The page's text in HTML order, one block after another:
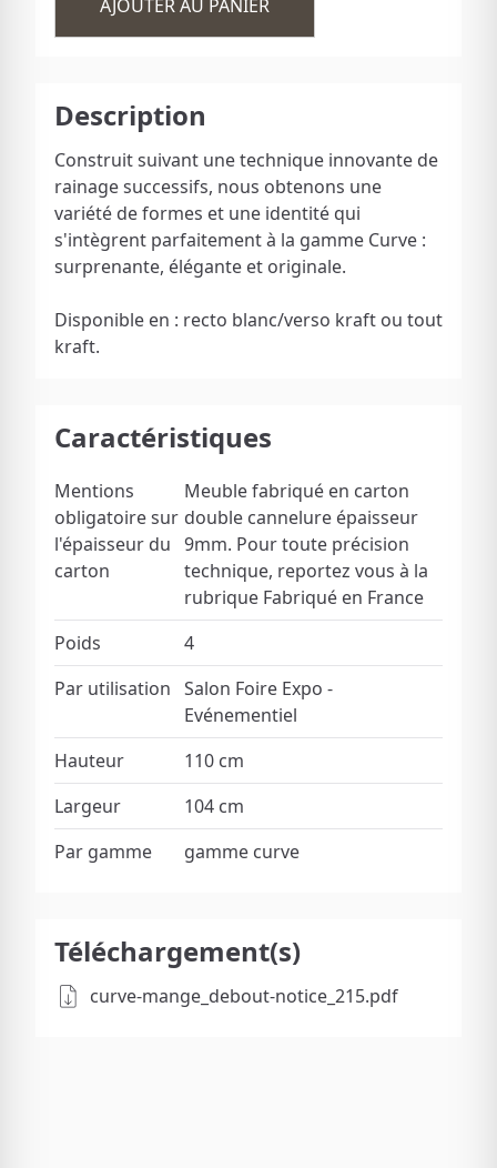
AJOUTER AU PANIER
Description
Construit suivant une technique innovante de
rainage successifs, nous obtenons une
variété de formes et une identité qui
s'intègrent parfaitement à la gamme Curve :
surprenante, élégante et originale.
Disponible en : recto blanc/verso kraft ou tout
kraft.
Caractéristiques
Mentions
obligatoire sur
l'épaisseur du
carton
Meuble fabriqué en carton
double cannelure épaisseur
9mm. Pour toute précision
technique, reportez vous à la
rubrique Fabriqué en France
Poids
4
Par utilisation Salon Foire Expo -
Evénementiel
Hauteur
110 cm
Largeur
104 cm
Par gamme
gamme curve
Téléchargement(s)
curve-mange_debout-notice_215.pdf